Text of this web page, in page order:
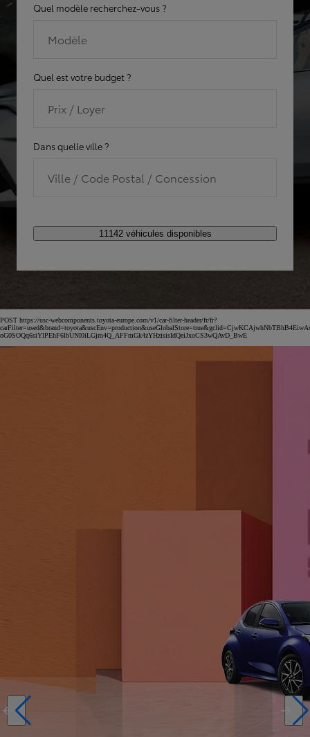
Quel modèle recherchez-vous ?
Modèle
Quel est votre budget ?
Prix / Loyer
Dans quelle ville ?
Ville / Code Postal / Concession
11142 véhicules disponibles
POST https://usc-webcomponents.toyota-europe.com/v1/car-filter-header/fr/fr?
oG0SOQq6siYlPEhF6lbUNI0iLGjm4Q_AFFmGk4zYHzisisIdQeiJxoCS3wQAvD_BwE